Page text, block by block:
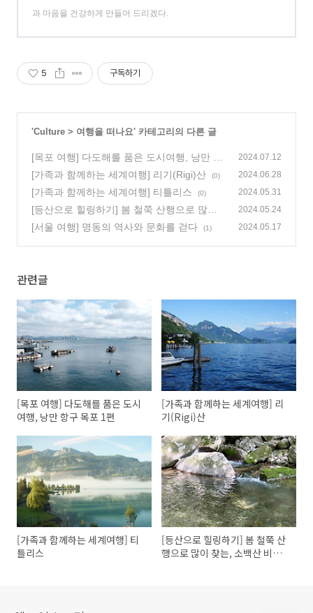
과 마음을 건강하게 만들어 드리겠다.
5 구독하기
'Culture > 여행을 떠나요' 카테고리의 다른 글
[목포 여행] 다도해를 품은 도시여행, 낭만 항
구 목포 1편
(0)
2024.07.12
[가족과 함께하는 세계여행] 리기(Rigi)산 (0) 2024.06.28
[가족과 함께하는 세계여행] 티틀리스 (0) 2024.05.31
[등산으로 힐링하기] 봄 철쭉 산행으로 많이
찾는, 소백산 비로봉~국망봉
(0)
2024.05.24
[서울 여행] 명동의 역사와 문화를 걷다 (1) 2024.05.17
관련글
[목포 여행] 다도해를 품은 도시
여행, 낭만 항구 목포 1편
[가족과 함께하는 세계여행] 리
기(Rigi)산
[가족과 함께하는 세계여행] 티
틀리스
[등산으로 힐링하기] 봄 철쭉 산
행으로 많이 찾는, 소백산 비로